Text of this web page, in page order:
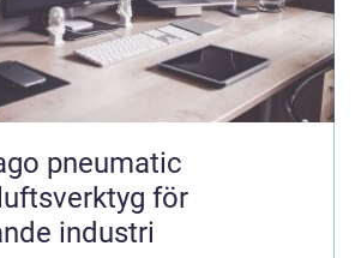
pneumatic
för
industri